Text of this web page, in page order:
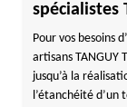
spécialistes
Pour vos besoins
artisans TANGUY
jusqu’à la
l’étanchéité d’un